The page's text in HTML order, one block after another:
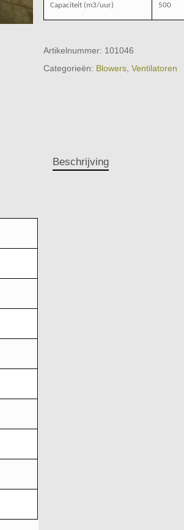
Capaciteit (m3/uur) 500
Artikelnummer: 101046
Categorieën: Blowers, Ventilatoren
Beschrijving